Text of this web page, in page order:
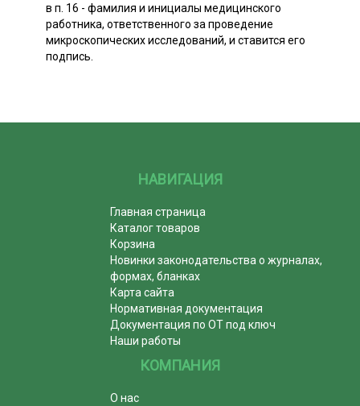
в п. 16 - фамилия и инициалы медицинского
работника, ответственного за проведение
микроскопических исследований, и ставится его
подпись.
НАВИГАЦИЯ
Главная страница
Каталог товаров
Корзина
Новинки законодательства о журналах,
формах, бланках
Карта сайта
Нормативная документация
Документация по ОТ под ключ
Наши работы
КОМПАНИЯ
О нас